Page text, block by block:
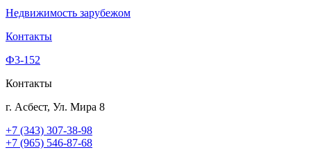
Недвижимость зарубежом
Контакты
Ф3-152
Контакты
г. Асбест, Ул. Мира 8
+7 (343) 307-38-98
+7 (965) 546-87-68